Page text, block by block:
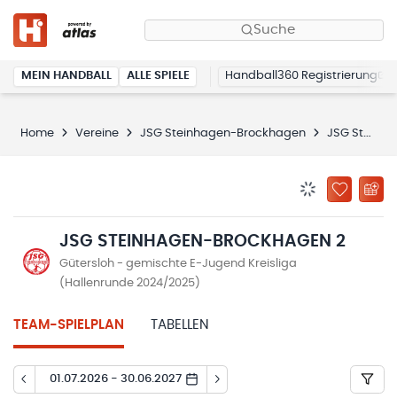
Suche
MEIN HANDBALL ALLE SPIELE Handball360 Registrierung
Home Vereine JSG Steinhagen-Brockhagen JSG Steinhagen-Brockhagen 2
ZU
JSG STEINHAGEN-BROCKHAGEN 2
Gütersloh - gemischte E-Jugend Kreisliga
(Hallenrunde 2024/2025)
TEAM-SPIELPLAN TABELLEN
01.07.2026 - 30.06.2027